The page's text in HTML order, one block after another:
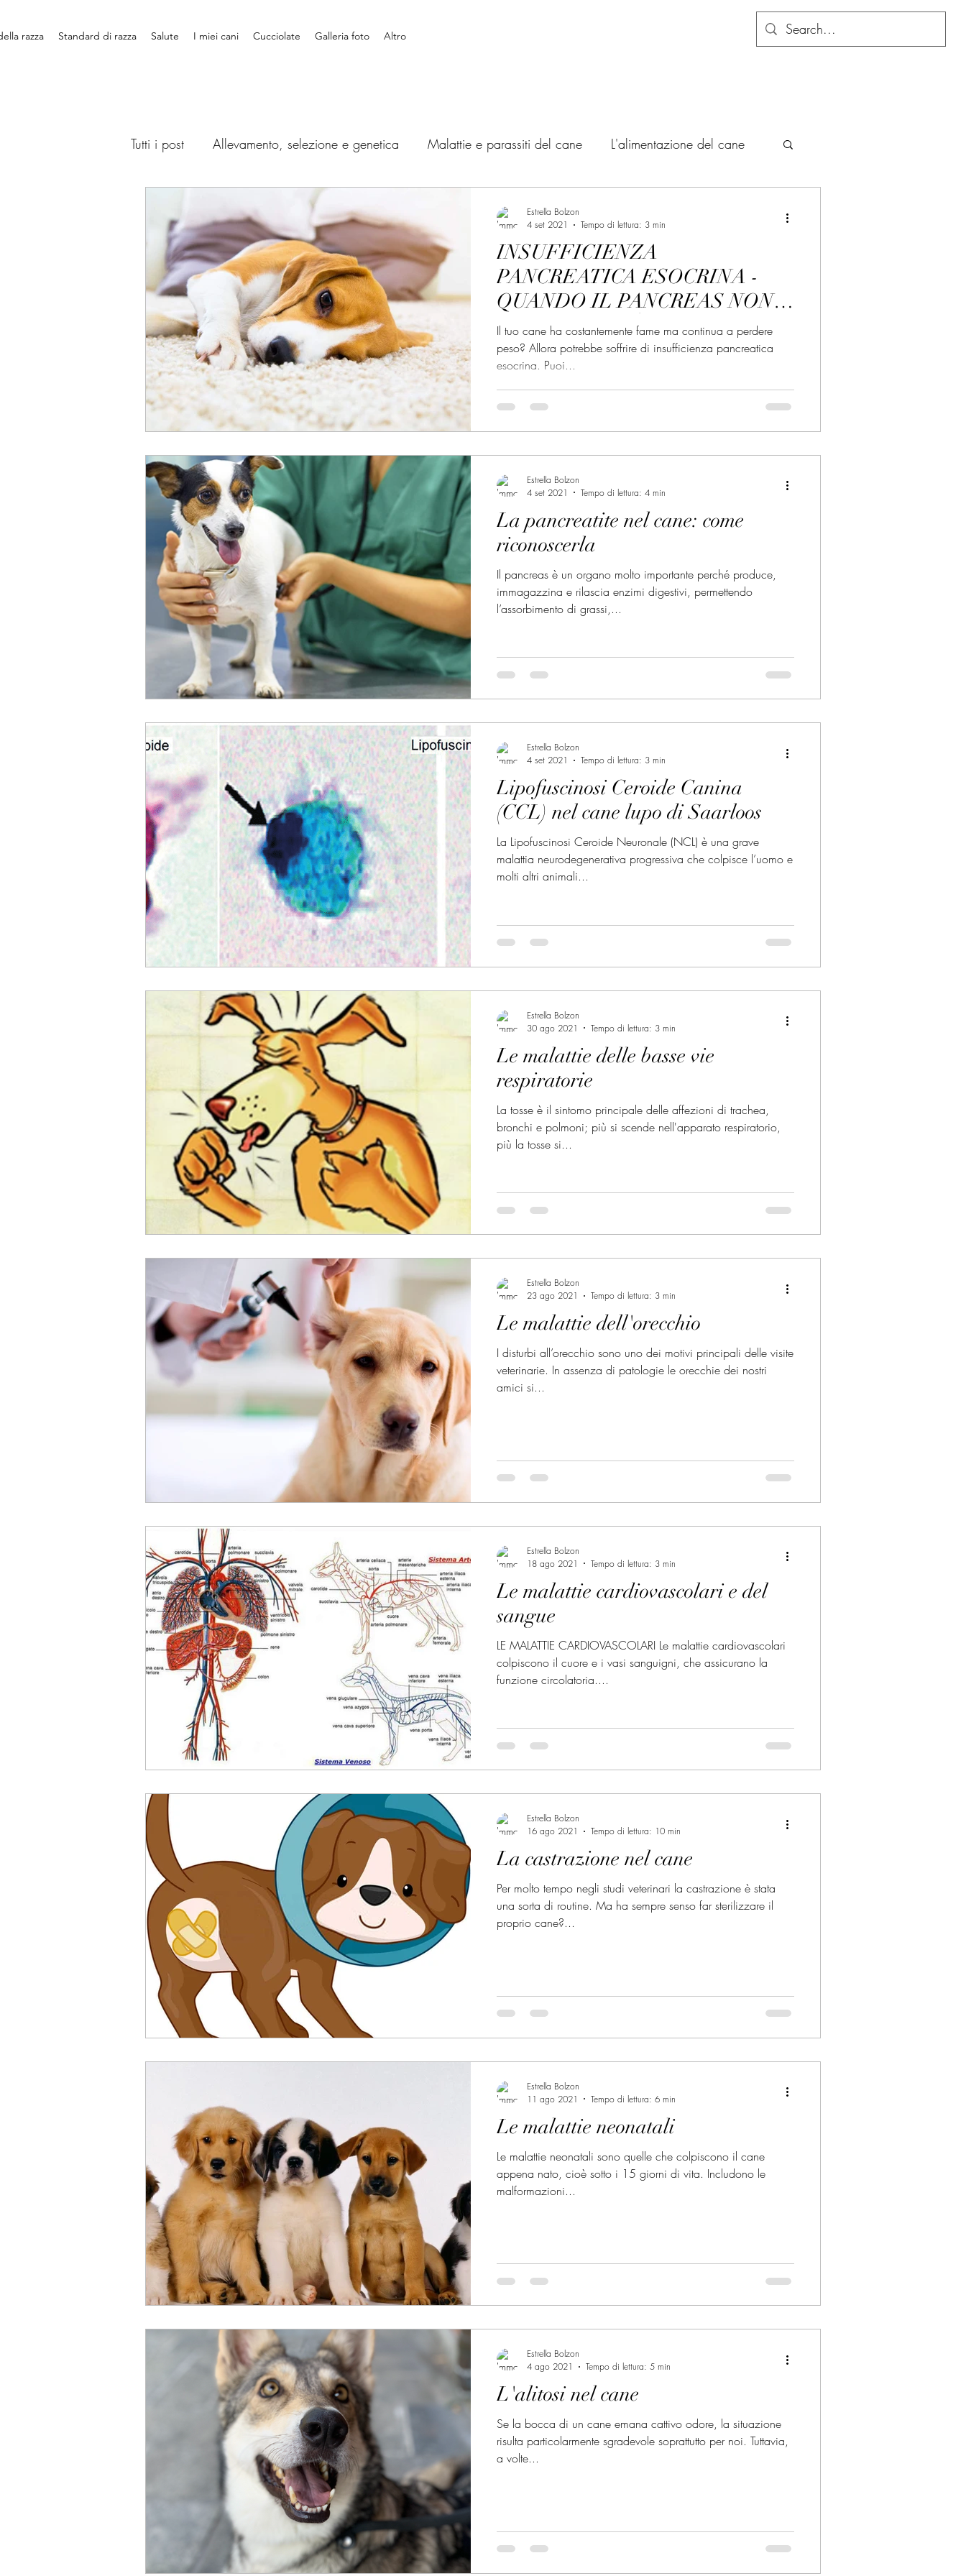
razza Standard di razza Salute I miei cani Cucciolate Galleria foto Altro
Tutti i post Allevamento, selezione e genetica Malattie e parassiti del cane L'alimentazione del cane
Erboristeria: piante ed erbe Salute
INSUFFICIENZA
PANCREATICA ESOCRINA -
QUANDO IL PANCREAS NON
FUNZIONA PIÙ
CORRETTAMENTE
Il tuo cane ha costantemente fame ma continua a perdere
peso? Allora potrebbe soffrire di insufficienza pancreatica
esocrina. Puoi...
Estrella Bolzon
4 set 2021
Tempo di lettura: 3 min
La pancreatite nel cane: come
riconoscerla
Il pancreas è un organo molto importante perché produce,
immagazzina e rilascia enzimi digestivi, permettendo
l’assorbimento di grassi,...
Estrella Bolzon
4 set 2021
Tempo di lettura: 4 min
Lipofuscinosi Ceroide Canina
(CCL) nel cane lupo di Saarloos
La Lipofuscinosi Ceroide Neuronale (NCL) è una grave
malattia neurodegenerativa progressiva che colpisce l’uomo e
molti altri animali...
Estrella Bolzon
4 set 2021
Tempo di lettura: 3 min
Le malattie delle basse vie
respiratorie
La tosse è il sintomo principale delle affezioni di trachea,
bronchi e polmoni; più si scende nell'apparato respiratorio,
più la tosse si...
Estrella Bolzon
30 ago 2021
Tempo di lettura: 3 min
Le malattie dell'orecchio
I disturbi all’orecchio sono uno dei motivi principali delle visite
veterinarie. In assenza di patologie le orecchie dei nostri
amici si...
Estrella Bolzon
23 ago 2021
Tempo di lettura: 3 min
Le malattie cardiovascolari e del
sangue
LE MALATTIE CARDIOVASCOLARI Le malattie cardiovascolari
colpiscono il cuore e i vasi sanguigni, che assicurano la
funzione circolatoria....
Estrella Bolzon
18 ago 2021
Tempo di lettura: 3 min
La castrazione nel cane
Per molto tempo negli studi veterinari la castrazione è stata
una sorta di routine. Ma ha sempre senso far sterilizzare il
proprio cane?...
Estrella Bolzon
16 ago 2021
Tempo di lettura: 10 min
Le malattie neonatali
Le malattie neonatali sono quelle che colpiscono il cane
appena nato, cioè sotto i 15 giorni di vita. Includono le
malformazioni...
Estrella Bolzon
11 ago 2021
Tempo di lettura: 6 min
L'alitosi nel cane
Se la bocca di un cane emana cattivo odore, la situazione
risulta particolarmente sgradevole soprattutto per noi. Tuttavia,
a volte...
Estrella Bolzon
4 ago 2021
Tempo di lettura: 5 min